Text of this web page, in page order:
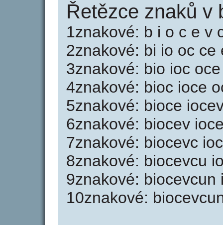
Řetězce znaků v
1znakové: b i o c e v
2znakové: bi io oc ce
3znakové: bio ioc
4znakové: bioc ioce
5znakové: bioce
6znakové: biocev
7znakové: biocevc
8znakové: biocevcu
9znakové: biocevcun
10znakové: